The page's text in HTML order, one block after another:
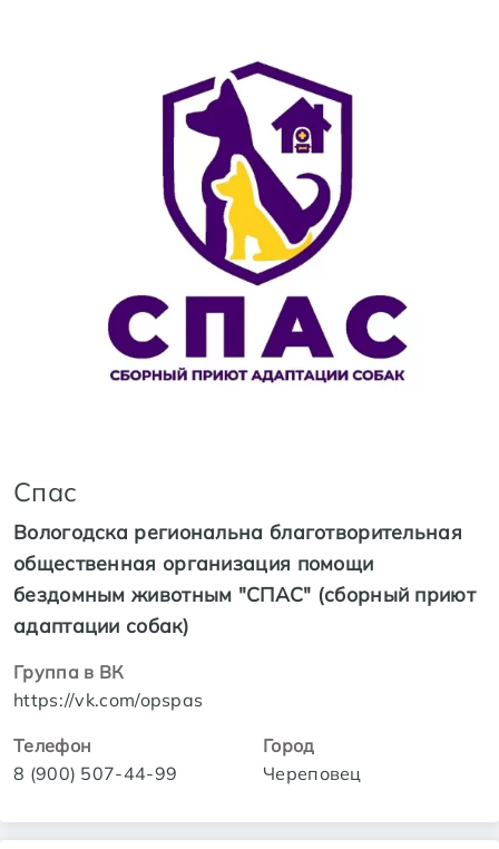
Спас
Вологодска региональна благотворительная
общественная организация помощи
бездомным животным "СПАС" (сборный приют
адаптации собак)
Группа в ВК
https://vk.com/opspas
Телефон
8 (900) 507-44-99
Город
Череповец